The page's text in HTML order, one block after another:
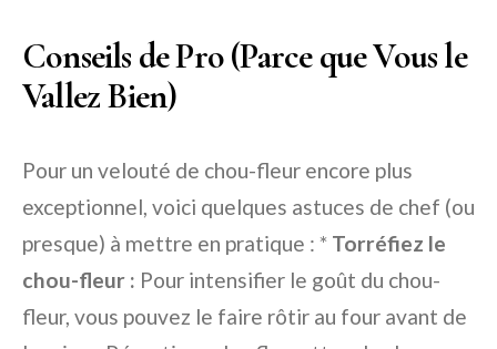
Conseils de Pro (Parce que Vous le
Vallez Bien)
Pour un velouté de chou-fleur encore plus
exceptionnel, voici quelques astuces de chef (ou
presque) à mettre en pratique : * Torréfiez le
chou-fleur : Pour intensifier le goût du chou-
fleur, vous pouvez le faire rôtir au four avant de